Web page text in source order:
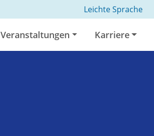
Leichte Sprache
Veranstaltungen Karriere